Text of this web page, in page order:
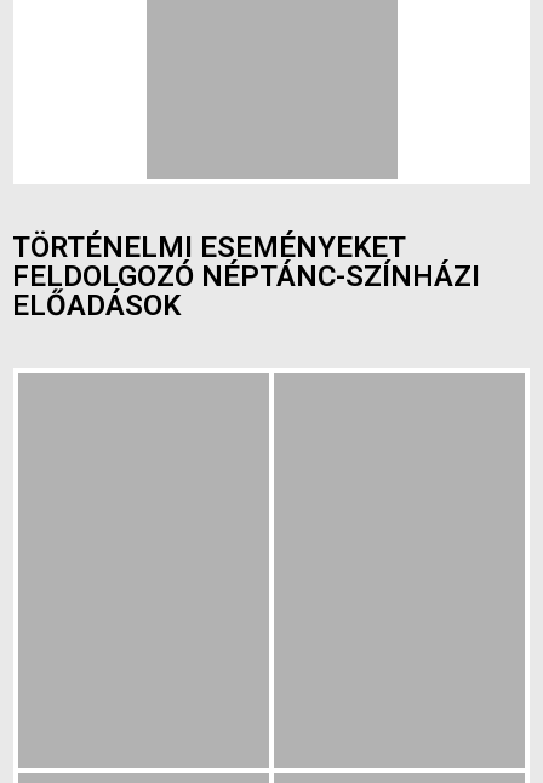
TÖRTÉNELMI ESEMÉNYEKET
FELDOLGOZÓ NÉPTÁNC-SZÍNHÁZI
ELŐADÁSOK